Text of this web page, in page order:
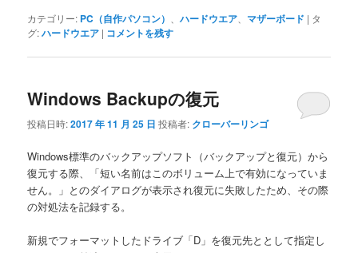
カテゴリー: PC（自作パソコン） 、ハードウエア マザーボード | タ
グ:ハードウエア | コメントを残す
Windows Backupの復元
投稿日時:2017 年 11 月 25 日 投稿者: クローバーリンゴ
Windows標準のバックアップソフト（バックアップと復元）から
復元する際、「短い名前はこのボリューム上で有効になっていま
せん。」とのダイアログが表示され復元に失敗したため、その際
の対処法を記録する。
新規でフォーマットしたドライブ「D」を復元先ととして指定し